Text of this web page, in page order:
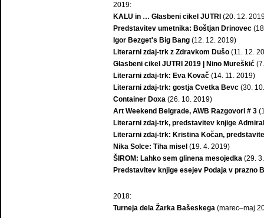
2019:
KALU in … Glasbeni cikel JUTRI (20. 12.
Predstavitev umetnika: Boštjan Drinovec
Igor Bezget's Big Bang (12. 12. 2019)
Literarni zdaj-trk z Zdravkom Dušo (11. 12.
Glasbeni cikel JUTRI 2019 | Nino Mureškić
Literarni zdaj-trk: Eva Kovač (14. 11. 2019)
Literarni zdaj-trk: gostja Cvetka Bevc (30.
Container Doxa (26. 10. 2019)
Art Weekend Belgrade, AWB Razgovori # 3
Literarni zdaj-trk, predstavitev knjige
Literarni zdaj-trk: Kristina Kočan,
Nika Solce: Tiha misel (19. 4. 2019)
ŠIROM: Lahko sem glinena mesojedka (29.
Predstavitev knjige esejev Podaja v prazno
2018:
Turneja dela Žarka Bašeskega (marec–maj